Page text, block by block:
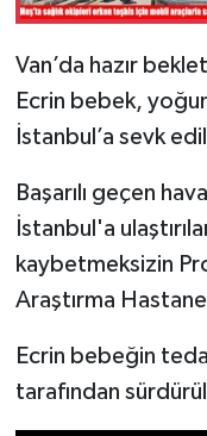
Van’da hazır
Ecrin bebek,
İstanbul’a sevk
Başarılı geçen
İstanbul'a
kaybetmeksizin
Araştırma
Ecrin bebeğin
tarafından